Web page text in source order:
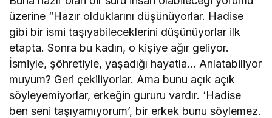
üzerine “Hazır olduklarını düşünüyorlar. Hadise
gibi bir ismi taşıyabileceklerini düşünüyorlar ilk
etapta. Sonra bu kadın, o kişiye ağır geliyor.
İsmiyle, şöhretiyle, yaşadığı hayatla… Anlatabiliyor
muyum? Geri çekiliyorlar. Ama bunu açık açık
söyleyemiyorlar, erkeğin gururu vardır. ‘Hadise
ben seni taşıyamıyorum’, bir erkek bunu söylemez.